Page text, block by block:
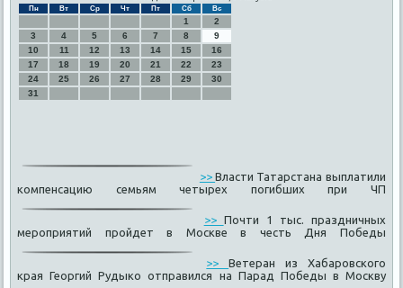
Пн Вт Ср Чт Пт Сб Вс
1
2
3
4 5 6 7 8
9
10
11 12 13 14 15
16
17
18 19 20 21 22
23
24
25 26 27 28 29
30
31
>>Власти Татарстана выплатили
компенсацию семьям четырех погибших при ЧП
>> Почти 1 тыс. праздничных
мероприятий пройдет в Москве в честь Дня Победы
>>Ветеран из Хабаровского
края Георгий Рудыко отправился на Парад Победы в Москву